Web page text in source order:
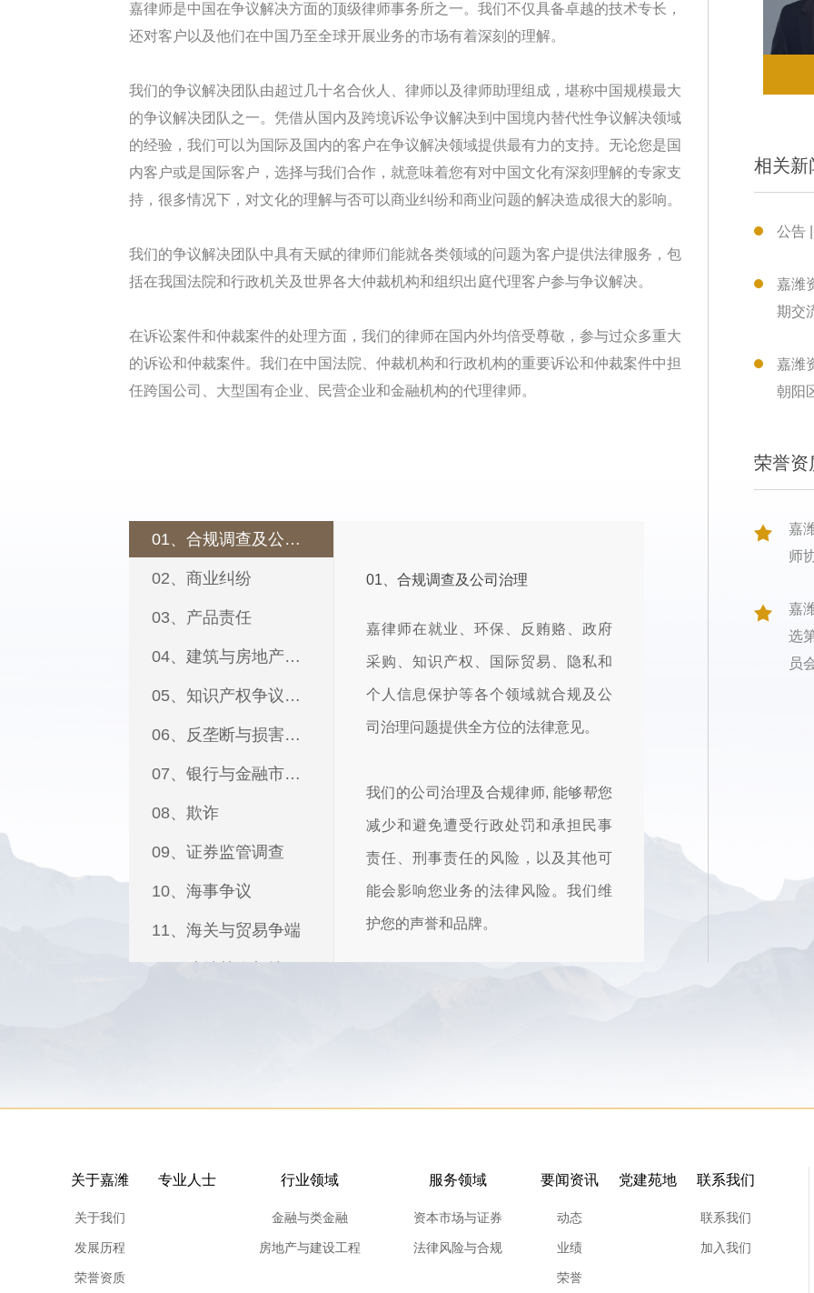
嘉律师是中国在争议解决方面的顶级律师事务所之一。我们不仅具备卓越的技术专长，
还对客户以及他们在中国乃至全球开展业务的市场有着深刻的理解。
我们的争议解决团队由超过几十名合伙人、律师以及律师助理组成，堪称中国规模最大
的争议解决团队之一。凭借从国内及跨境诉讼争议解决到中国境内替代性争议解决领域
的经验，我们可以为国际及国内的客户在争议解决领域提供最有力的支持。无论您是国
内客户或是国际客户，选择与我们合作，就意味着您有对中国文化有深刻理解的专家支
持，很多情况下，对文化的理解与否可以商业纠纷和商业问题的解决造成很大的影响。
我们的争议解决团队中具有天赋的律师们能就各类领域的问题为客户提供法律服务，包
括在我国法院和行政机关及世界各大仲裁机构和组织出庭代理客户参与争议解决。
在诉讼案件和仲裁案件的处理方面，我们的律师在国内外均倍受尊敬，参与过众多重大
的诉讼和仲裁案件。我们在中国法院、仲裁机构和行政机构的重要诉讼和仲裁案件中担
任跨国公司、大型国有企业、民营企业和金融机构的代理律师。
01、合规调查及公司治理
02、商业纠纷
03、产品责任
04、建筑与房地产纠纷
05、知识产权争议与强制执行
06、反垄断与损害赔偿
07、银行与金融市场争议
08、欺诈
09、证券监管调查
10、海事争议
11、海关与贸易争端
01、合规调查及公司治理
嘉律师在就业、环保、反贿赂、政府
采购、知识产权、国际贸易、隐私和
个人信息保护等各个领域就合规及公
司治理问题提供全方位的法律意见。
我们的公司治理及合规律师, 能够帮您
减少和避免遭受行政处罚和承担民事
责任、刑事责任的风险，以及其他可
能会影响您业务的法律风险。我们维
护您的声誉和品牌。
跨国客户、国有企业和民营企业经常
获益于我们的服务。
相关新
公告
嘉潍
期交
嘉潍
朝阳
荣誉资
嘉
师
嘉
选
员
关于嘉潍
关于我们
发展历程
荣誉资质
专业人士 行业领域
金融与类金融
房地产与建设工程
服务领域
资本市场与证券
法律风险与合规
要闻资讯
动态
业绩
荣誉
党建苑地 联系我们
联系我们
加入我们